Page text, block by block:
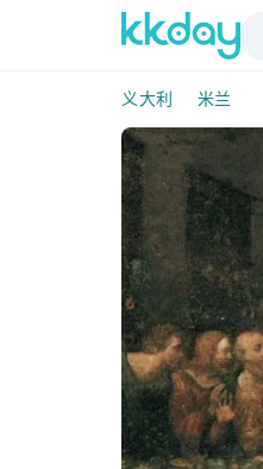
义大利 米兰